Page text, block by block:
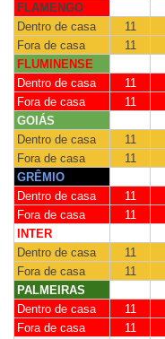
FLAMENGO
Dentro de casa
11
Fora de casa
11
FLUMINENSE
Dentro de casa
11
Fora de casa
11
GOIÁS
Dentro de casa
11
Fora de casa
11
GRÊMIO
Dentro de casa
11
Fora de casa
11
INTER
Dentro de casa
11
Fora de casa
11
PALMEIRAS
Dentro de casa
11
Fora de casa
11